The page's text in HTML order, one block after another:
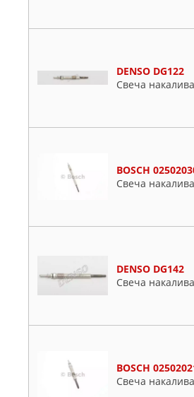
DENSO DG122
Свеча
BOSCH
Свеча
DENSO DG142
Свеча
BOSCH
Свеча